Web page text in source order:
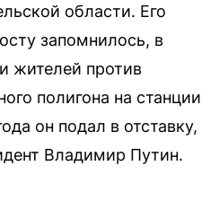
области. Его
запомнилось, в
жителей против
полигона на станции
он подал в отставку,
Владимир Путин.